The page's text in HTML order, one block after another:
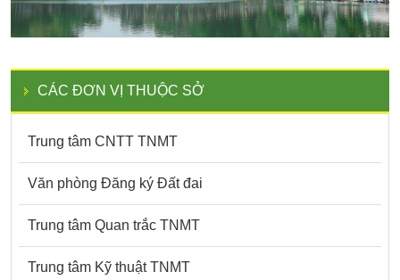
CÁC ĐƠN VỊ THUỘC SỞ
Trung tâm CNTT TNMT
Văn phòng Đăng ký Đất đai
Trung tâm Quan trắc TNMT
Trung tâm Kỹ thuật TNMT